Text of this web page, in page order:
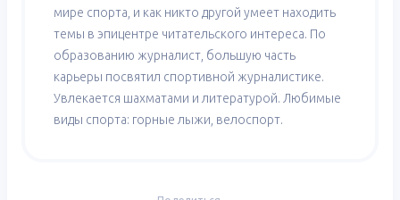
мире спорта, и как никто другой умеет находить
темы в эпицентре читательского интереса. По
образованию журналист, большую часть
карьеры посвятил спортивной журналистике.
Увлекается шахматами и литературой. Любимые
виды спорта: горные лыжи, велоспорт.